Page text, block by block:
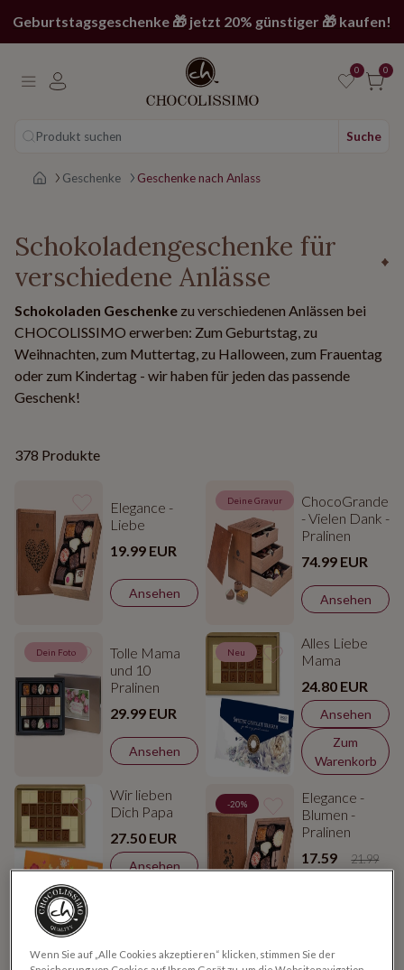
Geburtstagsgeschenke 🎁 jetzt 20% günstiger 🎁 kaufen!
0 0
Produkt suchen Suche
Main page
Geschenke Geschenke nach Anlass
Schokoladengeschenke für
verschiedene Anlässe
Schokoladen Geschenke zu verschiedenen Anlässen bei
CHOCOLISSIMO erwerben: Zum Geburtstag, zu
Weihnachten, zum Muttertag, zu Halloween, zum Frauentag
oder zum Kindertag - wir haben für jeden das passende
Geschenk!
378 Produkte
Elegance -
Liebe
19.99 EUR
Ansehen
Deine Gravur
ChocoGrande
- Vielen Dank -
Pralinen
74.99 EUR
Ansehen
Dein Foto
Tolle Mama
und 10
Pralinen
29.99 EUR
Ansehen
Neu
Alles Liebe
Mama
24.80 EUR
Ansehen
Zum
Warenkorb
Wir lieben
Dich Papa
27.50 EUR
Ansehen
-20%
Elegance -
Blumen -
Pralinen
17.59
21.99
EUR
BESTEN
BIST DER
Wenn Sie auf „Alle Cookies akzeptieren“ klicken, stimmen Sie der